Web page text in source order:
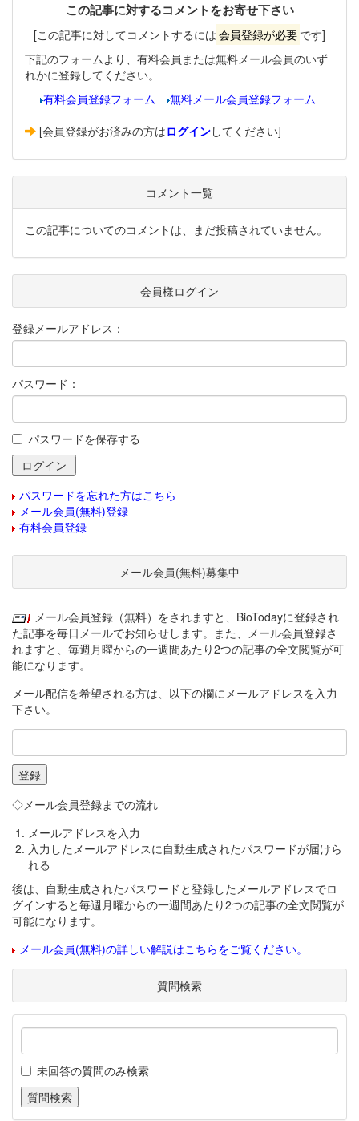
この記事に対するコメントをお寄せ下さい
[この記事に対してコメントするには 会員登録が必要 です]
下記のフォームより、有料会員または無料メール会員のいず
れかに登録してください。
有料会員登録フォーム
無料メール会員登録フォーム
[会員登録がお済みの方はログインしてください]
コメント一覧
この記事についてのコメントは、まだ投稿されていません。
会員様ログイン
登録メールアドレス：
パスワード：
パスワードを保存する
パスワードを忘れた方はこちら
メール会員(無料)登録
有料会員登録
メール会員(無料)募集中
メール会員登録（無料）をされますと、BioTodayに登録され
た記事を毎日メールでお知らせします。また、メール会員登録さ
れますと、毎週月曜からの一週間あたり2つの記事の全文閲覧が可
能になります。
メール配信を希望される方は、以下の欄にメールアドレスを入力
下さい。
◇メール会員登録までの流れ
メールアドレスを入力
入力したメールアドレスに自動生成されたパスワードが届けら
れる
後は、自動生成されたパスワードと登録したメールアドレスでロ
グインすると毎週月曜からの一週間あたり2つの記事の全文閲覧が
可能になります。
メール会員(無料)の詳しい解説はこちらをご覧ください。
質問検索
未回答の質問のみ検索